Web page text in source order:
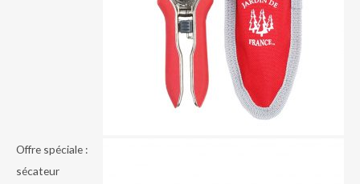
Offre spéciale :
sécateur